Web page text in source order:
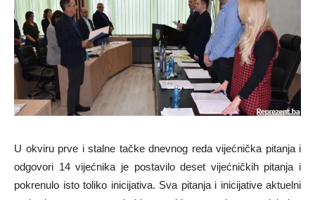
U okviru prve i stalne tačke dnevnog reda vijećnička pitanja i
odgovori 14 vijećnika je postavilo deset vijećničkih pitanja i
pokrenulo isto toliko inicijativa. Sva pitanja i inicijative aktuelni